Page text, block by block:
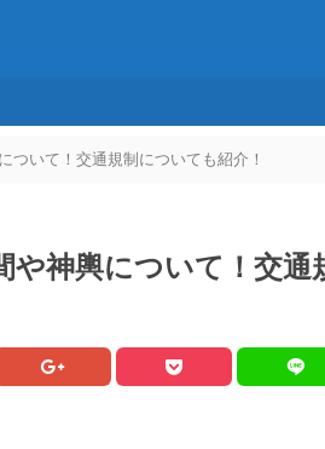
ついて！交通規制についても紹介！
や神輿について！交通